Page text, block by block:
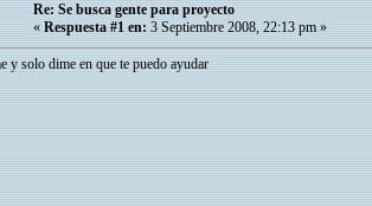
Re: Se busca gente para proyecto
« Respuesta #1 en: 3 Septiembre 2008, 22:13 pm »
y solo dime en que te puedo ayudar